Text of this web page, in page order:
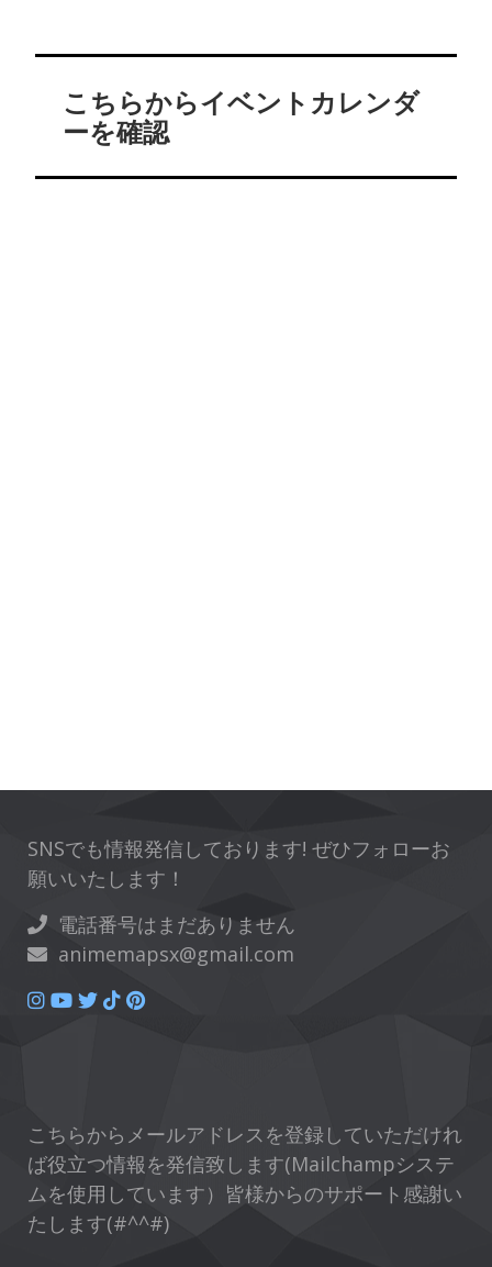
こちらからイベントカレンダ
ーを確認
SNSでも情報発信しております! ぜひフォローお
願いいたします！
電話番号はまだありません
animemapsx@gmail.com
こちらからメールアドレスを登録していただけれ
ば役立つ情報を発信致します(Mailchampシステ
ムを使用しています）皆様からのサポート感謝い
たします(#^^#)